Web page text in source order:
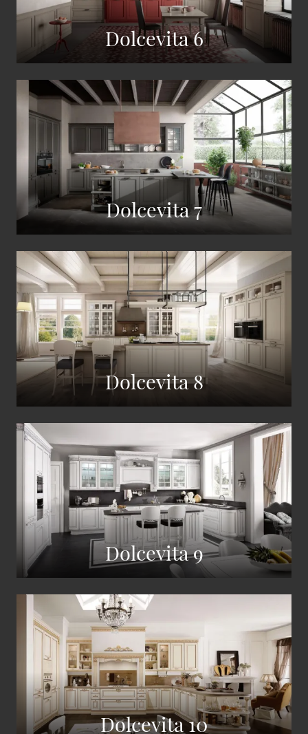
Dolcevita 6
Dolcevita 7
Dolcevita 8
Dolcevita 9
Dolcevita 10